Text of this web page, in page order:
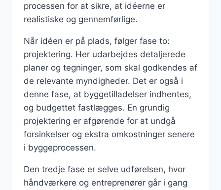
processen for at sikre, at idéerne er
realistiske og gennemførlige.
Når idéen er på plads, følger fase to:
projektering. Her udarbejdes detaljerede
planer og tegninger, som skal godkendes af
de relevante myndigheder. Det er også i
denne fase, at byggetilladelser indhentes,
og budgettet fastlægges. En grundig
projektering er afgørende for at undgå
forsinkelser og ekstra omkostninger senere
i byggeprocessen.
Den tredje fase er selve udførelsen, hvor
håndværkere og entreprenører går i gang